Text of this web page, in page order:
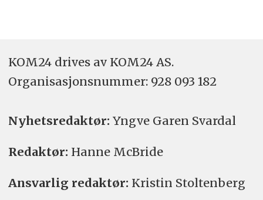
KOM24 drives av KOM24 AS.
Organisasjons­nummer: 928 093 182
Nyhetsredaktør: Yngve Garen Svardal
Redaktør: Hanne McBride
Ansvarlig redaktør: Kristin Stoltenberg